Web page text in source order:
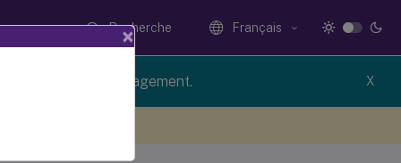
Recherche Français
of Profile Management. X
×